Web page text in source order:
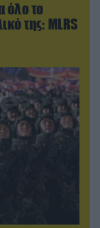
όλο το
της: MLRS